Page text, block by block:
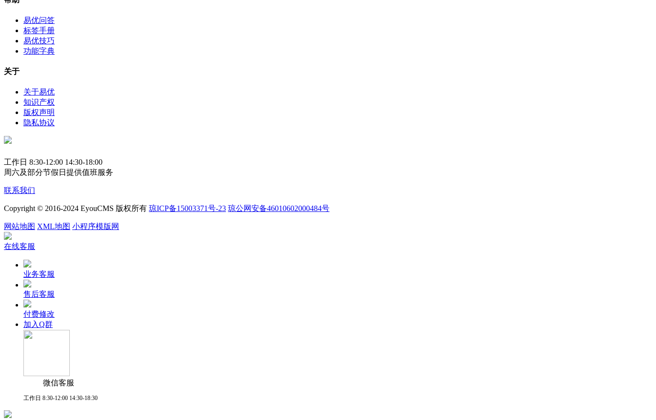
易优问答
标签手册
易优技巧
功能字典
关于
关于易优
知识产权
版权声明
隐私协议
工作日 8:30-12:00 14:30-18:00
周六及部分节假日提供值班服务
联系我们
Copyright © 2016-2024 EyouCMS 版权所有 琼ICP备15003371号-23 琼公网安备46010602000484号
网站地图 XML地图 小程序模版网
在线客服
业务客服
售后客服
付费修改
加入Q群
微信客服
工作日 8:30-12:00 14:30-18:30